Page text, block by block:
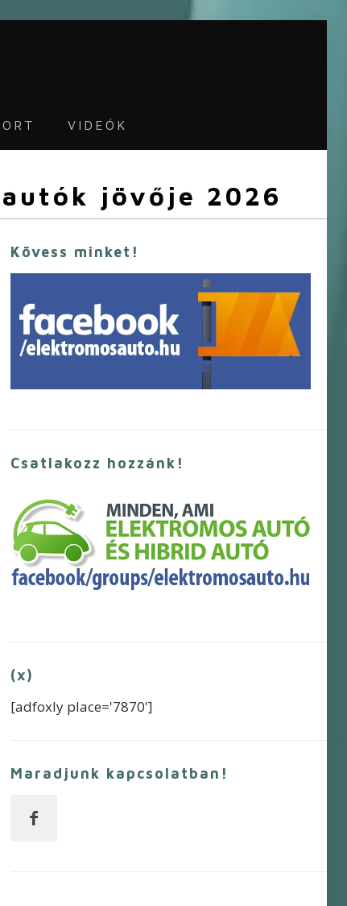
VIDEÓK
jövője 2026
Kövess minket!
Csatlakozz hozzánk!
(x)
[adfoxly place='7870']
Maradjunk kapcsolatban!